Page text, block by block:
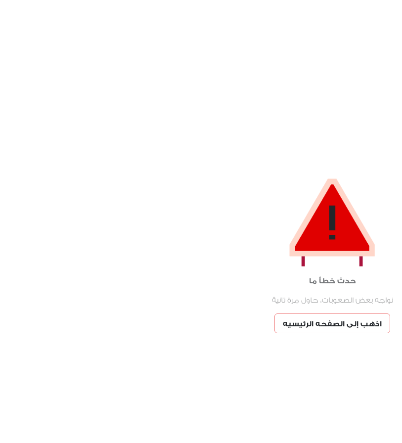
حدث خطأ ما
نواجه بعض الصعوبات، حاول مرة تانية
اذهب إلى الصفحه الرئيسيه